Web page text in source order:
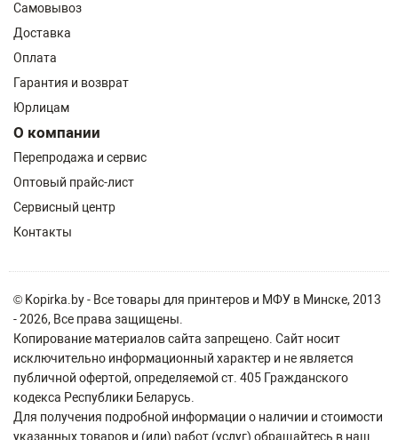
Самовывоз
Доставка
Оплата
Гарантия и возврат
Юрлицам
О компании
Перепродажа и сервис
Оптовый прайс-лист
Сервисный центр
Контакты
© Kopirka.by - Все товары для принтеров и МФУ в Минске, 2013
- 2026, Все права защищены.
Копирование материалов сайта запрещено. Сайт носит
исключительно информационный характер и не является
публичной офертой, определяемой ст. 405 Гражданского
кодекса Республики Беларусь.
Для получения подробной информации о наличии и стоимости
указанных товаров и (или) работ (услуг) обращайтесь в наш